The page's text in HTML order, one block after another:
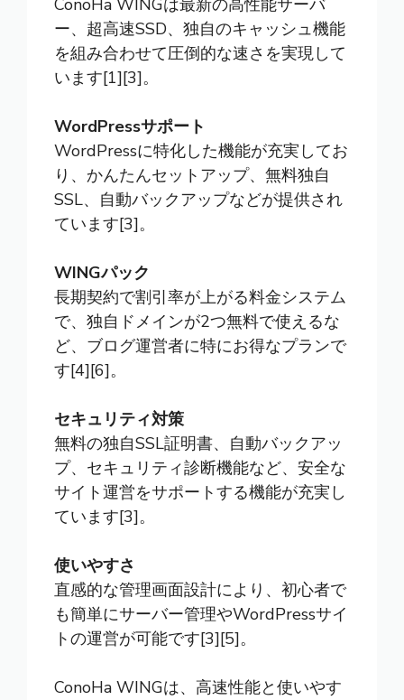
ConoHa WINGは最新の高性能サーバ
ー、超高速SSD、独自のキャッシュ機能
を組み合わせて圧倒的な速さを実現して
います[1][3]。
WordPressサポート
WordPressに特化した機能が充実してお
り、かんたんセットアップ、無料独自
SSL、自動バックアップなどが提供され
ています[3]。
WINGパック
長期契約で割引率が上がる料金システム
で、独自ドメインが2つ無料で使えるな
ど、ブログ運営者に特にお得なプランで
す[4][6]。
セキュリティ対策
無料の独自SSL証明書、自動バックアッ
プ、セキュリティ診断機能など、安全な
サイト運営をサポートする機能が充実し
ています[3]。
使いやすさ
直感的な管理画面設計により、初心者で
も簡単にサーバー管理やWordPressサイ
トの運営が可能です[3][5]。
ConoHa WINGは、高速性能と使いやす